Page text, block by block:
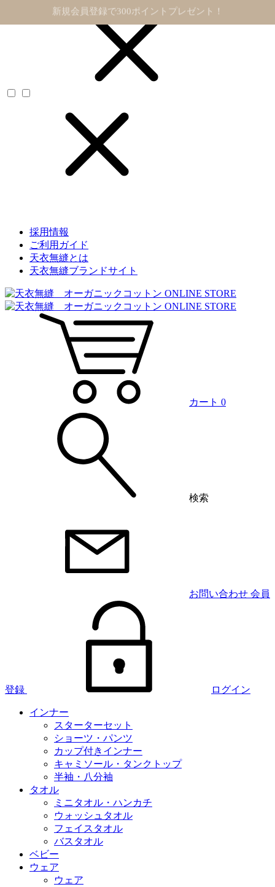
11,000円以上で送料無料
採用情報
ご利用ガイド
天衣無縫とは
天衣無縫ブランドサイト
カート 0
検索
お問い合わせ 会員
登録 ログイン
インナー
スターターセット
ショーツ・パンツ
カップ付きインナー
キャミソール・タンクトップ
半袖・八分袖
タオル
ミニタオル・ハンカチ
ウォッシュタオル
フェイスタオル
バスタオル
ベビー
ウェア
ウェア